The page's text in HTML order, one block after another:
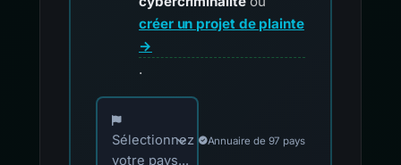
créer un projet de plainte
→
.
Choisissez votre pays pour les contacts
Sélectionnez
votre pays...
Annuaire de 97 pays